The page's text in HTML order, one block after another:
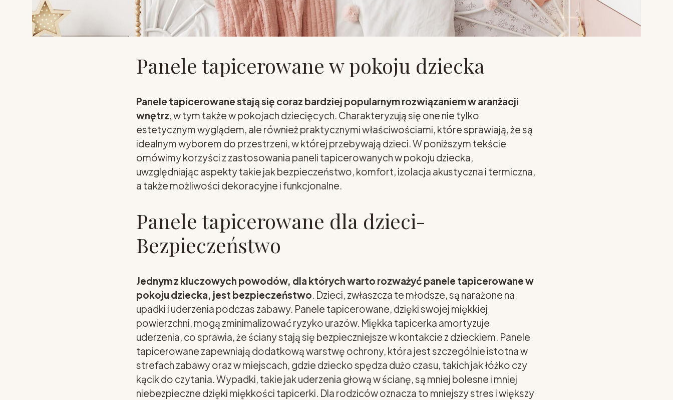
Panele tapicerowane w pokoju dziecka
Panele tapicerowane stają się coraz bardziej popularnym rozwiązaniem w aranżacji
wnętrz, w tym także w pokojach dziecięcych. Charakteryzują się one nie tylko
estetycznym wyglądem, ale również praktycznymi właściwościami, które sprawiają, że są
idealnym wyborem do przestrzeni, w której przebywają dzieci. W poniższym tekście
omówimy korzyści z zastosowania paneli tapicerowanych w pokoju dziecka,
uwzględniając aspekty takie jak bezpieczeństwo, komfort, izolacja akustyczna i termiczna,
a także możliwości dekoracyjne i funkcjonalne.
Panele tapicerowane dla dzieci-
Bezpieczeństwo
Jednym z kluczowych powodów, dla których warto rozważyć panele tapicerowane w
pokoju dziecka, jest bezpieczeństwo. Dzieci, zwłaszcza te młodsze, są narażone na
upadki i uderzenia podczas zabawy. Panele tapicerowane, dzięki swojej miękkiej
powierzchni, mogą zminimalizować ryzyko urazów. Miękka tapicerka amortyzuje
uderzenia, co sprawia, że ściany stają się bezpieczniejsze w kontakcie z dzieckiem. Panele
tapicerowane zapewniają dodatkową warstwę ochrony, która jest szczególnie istotna w
strefach zabawy oraz w miejscach, gdzie dziecko spędza dużo czasu, takich jak łóżko czy
kącik do czytania. Wypadki, takie jak uderzenia głową w ścianę, są mniej bolesne i mniej
niebezpieczne dzięki miękkości tapicerki. Dla rodziców oznacza to mniejszy stres i większy